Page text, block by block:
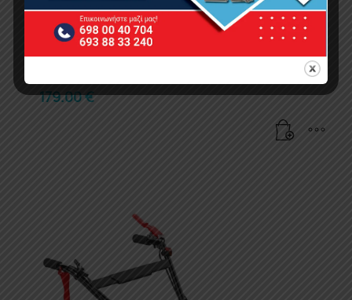
NAKAYAMA MB2510 Σκαπτικό Βενζίνης 2,2Hp,
179.00€